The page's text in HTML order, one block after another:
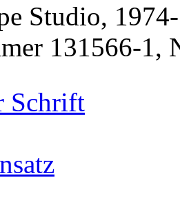
Studio,
131566-1,
Schrift